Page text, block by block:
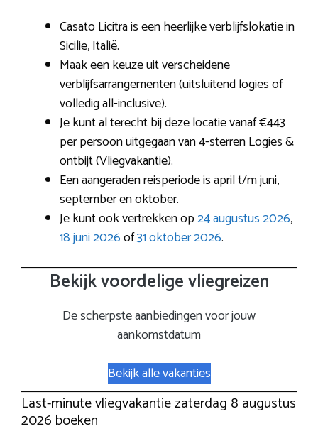
Casato Licitra is een heerlijke verblijfslokatie in
Sicilie, Italië.
Maak een keuze uit verscheidene
verblijfsarrangementen (uitsluitend logies of
volledig all-inclusive).
Je kunt al terecht bij deze locatie vanaf €443
per persoon uitgegaan van 4-sterren Logies &
ontbijt (Vliegvakantie).
Een aangeraden reisperiode is april t/m juni,
september en oktober.
Je kunt ook vertrekken op24 augustus 2026,
18 juni 2026of31 oktober 2026.
Bekijk voordelige vliegreizen
De scherpste aanbiedingen voor jouw
aankomstdatum
Bekijk alle vakanties
Last-minute vliegvakantie zaterdag 8 augustus
2026 boeken